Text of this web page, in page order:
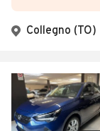
Collegno (TO)